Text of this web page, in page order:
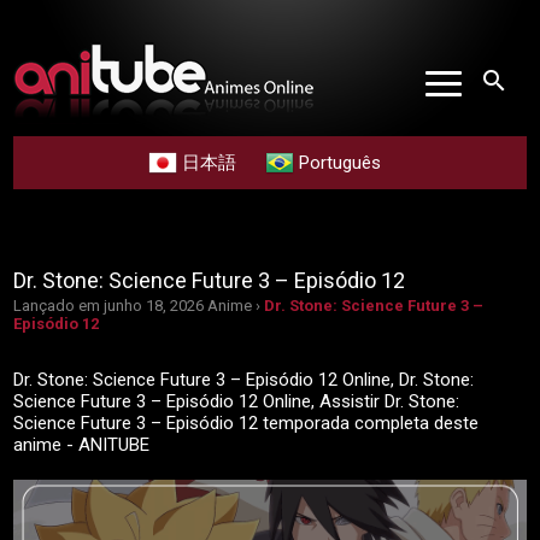
search
日本語 Português
Dr. Stone: Science Future 3 – Episódio 12
Lançado em junho 18, 2026 Anime › Dr. Stone: Science Future 3 –
Episódio 12
Dr. Stone: Science Future 3 – Episódio 12 Online, Dr. Stone:
Science Future 3 – Episódio 12 Online, Assistir Dr. Stone:
Science Future 3 – Episódio 12 temporada completa deste
anime - ANITUBE